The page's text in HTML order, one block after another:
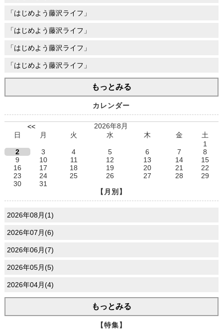
「はじめよう藤沢ライフ」
「はじめよう藤沢ライフ」
「はじめよう藤沢ライフ」
「はじめよう藤沢ライフ」
もっとみる
カレンダー
<<
2026年8月
日
月 火 水 木 金
土
1
2
3 4 5 6 7
8
9
10 11 12 13 14
15
16
17 18 19 20 21
22
23
24 25 26 27 28
29
30
31
【月別】
2026年08月(1)
2026年07月(6)
2026年06月(7)
2026年05月(5)
2026年04月(4)
もっとみる
【特集】